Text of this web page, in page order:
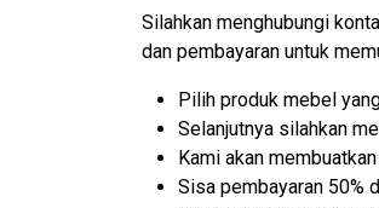
Silahkan menghubungi
dan pembayaran untuk
Pilih produk mebel
Selanjutnya silahkan
Kami akan
Sisa pembayaran 50%